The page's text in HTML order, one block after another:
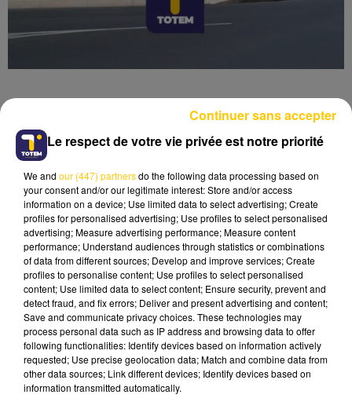
4 décembre 2025 - 4 min 6 sec
L'INFO DE LA CORRÈZE DU 04/12/25 À
06H30
Ecoutez sur Totem l'information à Tulle, Brive,
dans le Nord du Lot et le pays sarladais avec les
reportages de nos journalistes sur le terrain.
Le respect de votre vie privée est notre priorité
We and our (447) partnersdo the following data processing based on
your consent and/or our legitimate interest: Store and/or access
information on a device; Use limited data to select advertising; Create
profiles for personalised advertising; Use profiles to select personalised
advertising; Measure advertising performance; Measure content
performance; Understand audiences through statistics or combinations
of data from different sources; Develop and improve services; Create
profiles to personalise content; Use profiles to select personalised
content; Use limited data to select content; Ensure security, prevent and
detect fraud, and fix errors; Deliver and present advertising and content;
Save and communicate privacy choices. These technologies may
process personal data such as IP address and browsing data to offer
following functionalities: Identify devices based on information actively
requested; Use precise geolocation data; Match and combine data from
other data sources; Link different devices; Identify devices based on
information transmitted automatically.
Continuer sans accepter